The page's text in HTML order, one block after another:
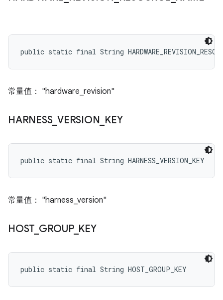
public static final String
常量值： "hardware_revision"
HARNESS_ VERSION KEY
public static final String HARNESS_VERSION_KEY
常量值： "harness_version"
HOST_ GROUP_ KEY
public static final String HOST_GROUP_KEY